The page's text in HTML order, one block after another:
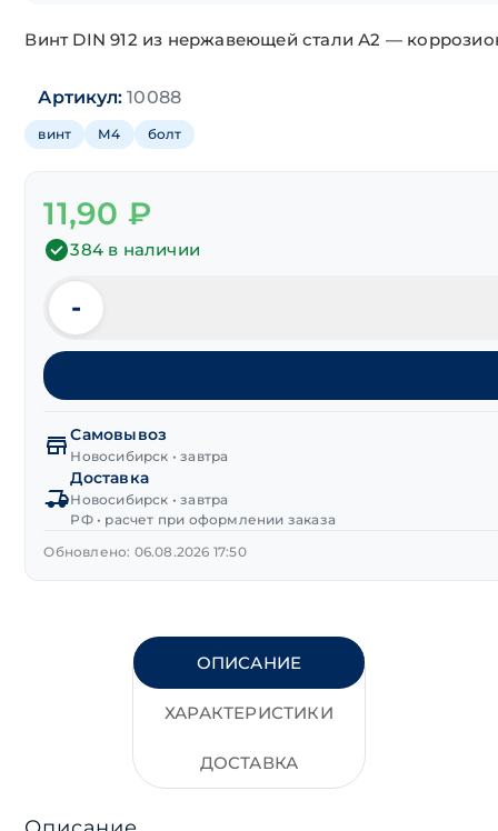
Винт DIN 912 из нержавеющей стали А2 —
Артикул: 10088
винт М4 болт
11,90 ₽
384 в наличии
Количество
товара
Винт
DIN 912
внутренним
шестигранником
нерж.
сталь
М4х25 мм
-
Самовывоз
Новосибирск • завтра
Доставка
Новосибирск • завтра
РФ • расчет при оформлении заказа
Обновлено: 06.08.2026 17:50
ОПИСАНИЕ
ХАРАКТЕРИСТИКИ
ДОСТАВКА